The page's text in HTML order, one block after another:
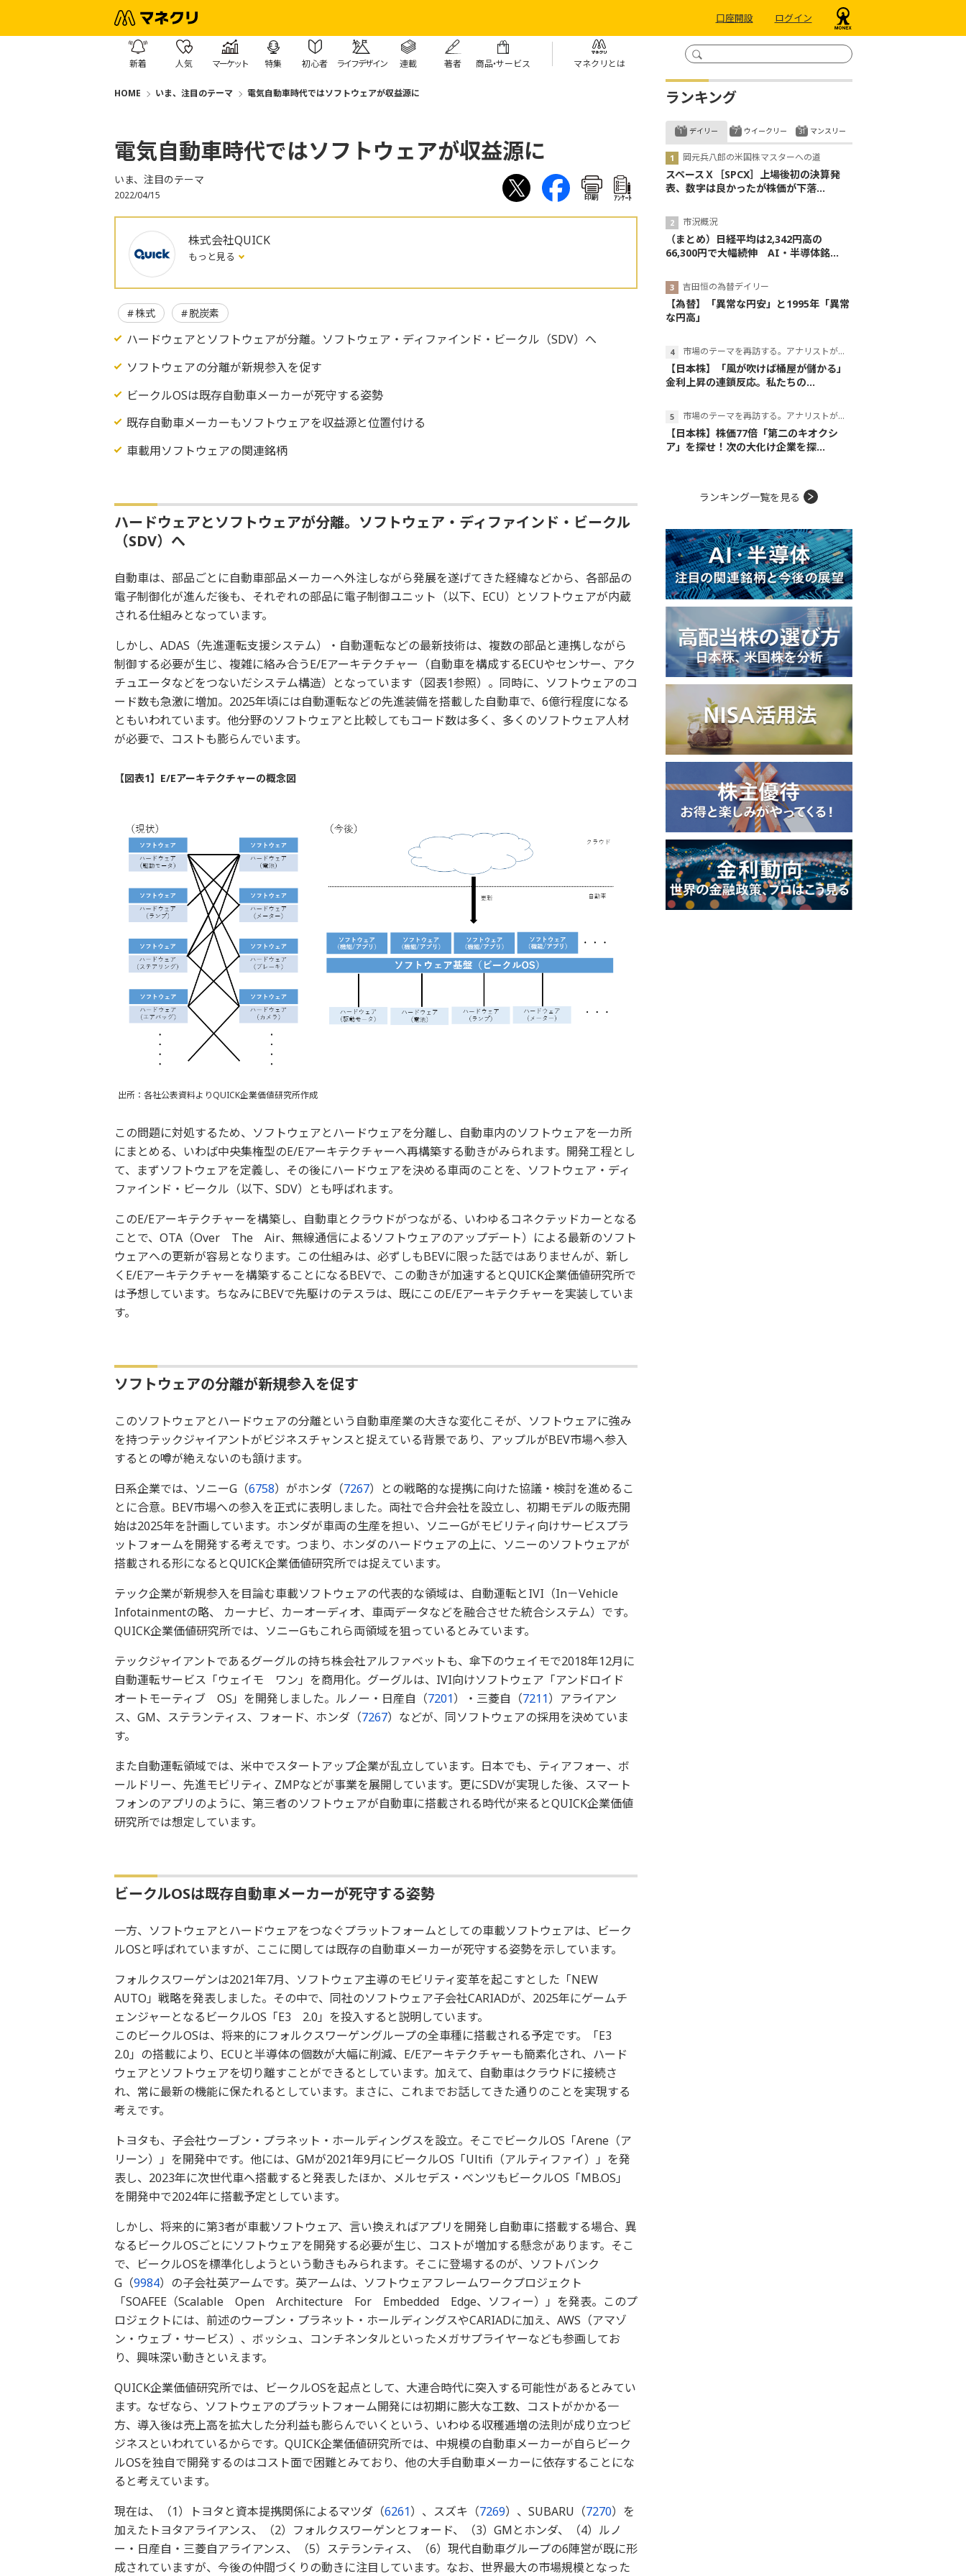
口座開設 ログイン
新着 人気 マーケット 特集 初心者 ライフデザイン 連載 著者 商品・サービス マネクリとは
HOME いま、注目のテーマ 電気自動車時代ではソフトウェアが収益源に
電気自動車時代ではソフトウェアが収益源に
いま、注目のテーマ
2022/04/15 印刷 ｱﾝｹｰﾄ
株式会社QUICK
もっと見る
株式 脱炭素
ハードウェアとソフトウェアが分離。ソフトウェア・ディファインド・ビークル（SDV）へ
ソフトウェアの分離が新規参入を促す
ビークルOSは既存自動車メーカーが死守する姿勢
既存自動車メーカーもソフトウェアを収益源と位置付ける
車載用ソフトウェアの関連銘柄
ハードウェアとソフトウェアが分離。ソフトウェア・ディファインド・ビークル
（SDV）へ
自動車は、部品ごとに自動車部品メーカーへ外注しながら発展を遂げてきた経緯などから、各部品の
電子制御化が進んだ後も、それぞれの部品に電子制御ユニット（以下、ECU）とソフトウェアが内蔵
される仕組みとなっています。
しかし、ADAS（先進運転支援システム）・自動運転などの最新技術は、複数の部品と連携しながら
制御する必要が生じ、複雑に絡み合うE/Eアーキテクチャー（自動車を構成するECUやセンサー、アク
チュエータなどをつないだシステム構造）となっています（図表1参照）。同時に、ソフトウェアのコ
ード数も急激に増加。2025年頃には自動運転などの先進装備を搭載した自動車で、6億行程度になる
ともいわれています。他分野のソフトウェアと比較してもコード数は多く、多くのソフトウェア人材
が必要で、コストも膨らんでいます。
【図表1】E/Eアーキテクチャーの概念図
出所：各社公表資料よりQUICK企業価値研究所作成
この問題に対処するため、ソフトウェアとハードウェアを分離し、自動車内のソフトウェアを一カ所
にまとめる、いわば中央集権型のE/Eアーキテクチャーへ再構築する動きがみられます。開発工程とし
て、まずソフトウェアを定義し、その後にハードウェアを決める車両のことを、ソフトウェア・ディ
ファインド・ビークル（以下、SDV）とも呼ばれます。
このE/Eアーキテクチャーを構築し、自動車とクラウドがつながる、いわゆるコネクテッドカーとなる
ことで、OTA（Over The Air、無線通信によるソフトウェアのアップデート）による最新のソフト
ウェアへの更新が容易となります。この仕組みは、必ずしもBEVに限った話ではありませんが、新し
くE/Eアーキテクチャーを構築することになるBEVで、この動きが加速するとQUICK企業価値研究所で
は予想しています。ちなみにBEVで先駆けのテスラは、既にこのE/Eアーキテクチャーを実装していま
す。
ソフトウェアの分離が新規参入を促す
このソフトウェアとハードウェアの分離という自動車産業の大きな変化こそが、ソフトウェアに強み
を持つテックジャイアントがビジネスチャンスと捉えている背景であり、アップルがBEV市場へ参入
するとの噂が絶えないのも頷けます。
日系企業では、ソニーG（6758）がホンダ（7267）との戦略的な提携に向けた協議・検討を進めるこ
とに合意。BEV市場への参入を正式に表明しました。両社で合弁会社を設立し、初期モデルの販売開
始は2025年を計画しています。ホンダが車両の生産を担い、ソニーGがモビリティ向けサービスプラ
ットフォームを開発する考えです。つまり、ホンダのハードウェアの上に、ソニーのソフトウェアが
搭載される形になるとQUICK企業価値研究所では捉えています。
テック企業が新規参入を目論む車載ソフトウェアの代表的な領域は、自動運転とIVI（In－Vehicle
Infotainmentの略、 カーナビ、カーオーディオ、車両データなどを融合させた統合システム）です。
QUICK企業価値研究所では、ソニーGもこれら両領域を狙っているとみています。
テックジャイアントであるグーグルの持ち株会社アルファベットも、傘下のウェイモで2018年12月に
自動運転サービス「ウェイモ ワン」を商用化。グーグルは、IVI向けソフトウェア「アンドロイド
オートモーティブ OS」を開発しました。ルノー・日産自（7201）・三菱自（7211）アライアン
ス、GM、ステランティス、フォード、ホンダ（7267）などが、同ソフトウェアの採用を決めていま
す。
また自動運転領域では、米中でスタートアップ企業が乱立しています。日本でも、ティアフォー、ボ
ールドリー、先進モビリティ、ZMPなどが事業を展開しています。更にSDVが実現した後、スマート
フォンのアプリのように、第三者のソフトウェアが自動車に搭載される時代が来るとQUICK企業価値
研究所では想定しています。
ビークルOSは既存自動車メーカーが死守する姿勢
一方、ソフトウェアとハードウェアをつなぐプラットフォームとしての車載ソフトウェアは、ビーク
ルOSと呼ばれていますが、ここに関しては既存の自動車メーカーが死守する姿勢を示しています。
フォルクスワーゲンは2021年7月、ソフトウェア主導のモビリティ変革を起こすとした「NEW
AUTO」戦略を発表しました。その中で、同社のソフトウェア子会社CARIADが、2025年にゲームチ
ェンジャーとなるビークルOS「E3 2.0」を投入すると説明しています。
このビークルOSは、将来的にフォルクスワーゲングループの全車種に搭載される予定です。「E3
2.0」の搭載により、ECUと半導体の個数が大幅に削減、E/Eアーキテクチャーも簡素化され、ハード
ウェアとソフトウェアを切り離すことができるとしています。加えて、自動車はクラウドに接続さ
れ、常に最新の機能に保たれるとしています。まさに、これまでお話してきた通りのことを実現する
考えです。
トヨタも、子会社ウーブン・プラネット・ホールディングスを設立。そこでビークルOS「Arene（ア
リーン）」を開発中です。他には、GMが2021年9月にビークルOS「Ultifi（アルティファイ）」を発
表し、2023年に次世代車へ搭載すると発表したほか、メルセデス・ベンツもビークルOS「MB.OS」
を開発中で2024年に搭載予定としています。
しかし、将来的に第3者が車載ソフトウェア、言い換えればアプリを開発し自動車に搭載する場合、異
なるビークルOSごとにソフトウェアを開発する必要が生じ、コストが増加する懸念があります。そこ
で、ビークルOSを標準化しようという動きもみられます。そこに登場するのが、ソフトバンク
G（9984）の子会社英アームです。英アームは、ソフトウェアフレームワークプロジェクト
「SOAFEE（Scalable Open Architecture For Embedded Edge、ソフィー）」を発表。このプ
ロジェクトには、前述のウーブン・プラネット・ホールディングスやCARIADに加え、AWS（アマゾ
ン・ウェブ・サービス）、ボッシュ、コンチネンタルといったメガサプライヤーなども参画してお
り、興味深い動きといえます。
QUICK企業価値研究所では、ビークルOSを起点として、大連合時代に突入する可能性があるとみてい
ます。なぜなら、ソフトウェアのプラットフォーム開発には初期に膨大な工数、コストがかかる一
方、導入後は売上高を拡大した分利益も膨らんでいくという、いわゆる収穫逓増の法則が成り立つビ
ジネスといわれているからです。QUICK企業価値研究所では、中規模の自動車メーカーが自らビーク
ルOSを独自で開発するのはコスト面で困難とみており、他の大手自動車メーカーに依存することにな
ると考えています。
現在は、（1）トヨタと資本提携関係によるマツダ（6261）、スズキ（7269）、SUBARU（7270）を
加えたトヨタアライアンス、（2）フォルクスワーゲンとフォード、（3）GMとホンダ、（4）ルノ
ー・日産自・三菱自アライアンス、（5）ステランティス、（6）現代自動車グループの6陣営が既に形
成されていますが、今後の仲間づくりの動きに注目しています。なお、世界最大の市場規模となった
ランキング
デイリー
岡元兵八郎の米国株マスターへの道
スペースＸ［SPCX］上場後初の決算発
表、数字は良かったが株価が下落...
市況概況
（まとめ）日経平均は2,342円高の
66,300円で大幅続伸 AI・半導体銘...
吉田恒の為替デイリー
【為替】「異常な円安」と1995年「異常
な円高」
市場のテーマを再訪する。アナリストが読み解くテーマの本質
【日本株】「風が吹けば桶屋が儲かる」
金利上昇の連鎖反応。私たちの...
市場のテーマを再訪する。アナリストが読み解くテーマの本質
【日本株】株価77倍「第二のキオクシ
ア」を探せ！次の大化け企業を探...
ウイークリー マンスリー
ランキング一覧を見る